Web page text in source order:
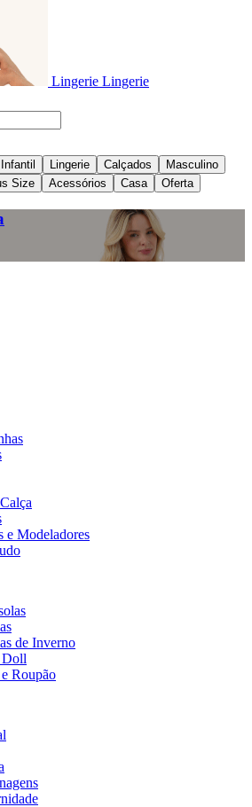
Lingerie Lingerie
Infantil Lingerie Calçados
Masculino
Size Acessórios Casa Oferta
e Modeladores
de Inverno
Roupão